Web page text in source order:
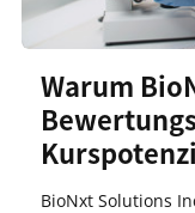
Warum
BioNxt Solutions